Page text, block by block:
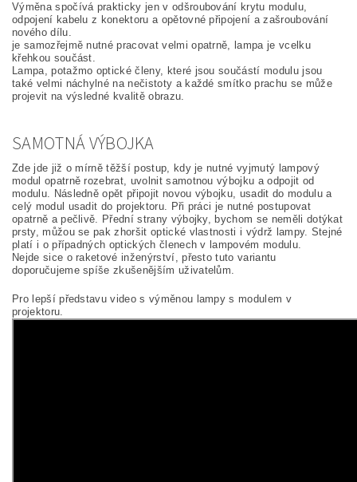
Výměna spočívá prakticky jen v odšroubování krytu modulu,
odpojení kabelu z konektoru a opětovné připojení a zašroubování
nového dílu.
je samozřejmě nutné pracovat velmi opatrně, lampa je vcelku
křehkou součást.
Lampa, potažmo optické členy, které jsou součástí modulu jsou
také velmi náchylné na nečistoty a každé smítko prachu se může
projevit na výsledné kvalitě obrazu.
SAMOTNÁ VÝBOJKA
Zde jde již o mírně těžší postup, kdy je nutné vyjmutý lampový
modul opatrně rozebrat, uvolnit samotnou výbojku a odpojit od
modulu. Následně opět připojit novou výbojku, usadit do modulu a
celý modul usadit do projektoru. Při práci je nutné postupovat
opatrně a pečlivě. Přední strany výbojky, bychom se neměli dotýkat
prsty, můžou se pak zhoršit optické vlastnosti i výdrž lampy. Stejné
platí i o případných optických členech v lampovém modulu.
Nejde sice o raketové inženýrství, přesto tuto variantu
doporučujeme spíše zkušenějším uživatelům.
Pro lepší představu video s výměnou lampy s modulem v
projektoru.